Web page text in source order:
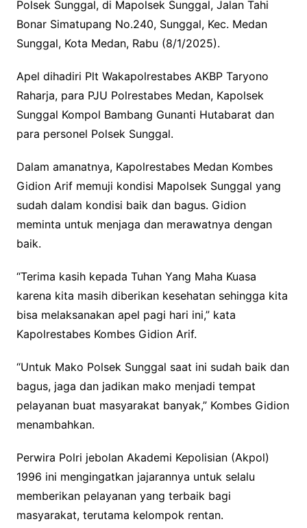
o
o
k
e
r
A
p
p
i
n
k
Polsek Sunggal, di Mapolsek Sunggal, Jalan Tahi
Bonar Simatupang No.240, Sunggal, Kec. Medan
Sunggal, Kota Medan, Rabu (8/1/2025).
Apel dihadiri Plt Wakapolrestabes AKBP Taryono
Raharja, para PJU Polrestabes Medan, Kapolsek
Sunggal Kompol Bambang Gunanti Hutabarat dan
para personel Polsek Sunggal.
Dalam amanatnya, Kapolrestabes Medan Kombes
Gidion Arif memuji kondisi Mapolsek Sunggal yang
sudah dalam kondisi baik dan bagus. Gidion
meminta untuk menjaga dan merawatnya dengan
baik.
“Terima kasih kepada Tuhan Yang Maha Kuasa
karena kita masih diberikan kesehatan sehingga kita
bisa melaksanakan apel pagi hari ini,” kata
Kapolrestabes Kombes Gidion Arif.
“Untuk Mako Polsek Sunggal saat ini sudah baik dan
bagus, jaga dan jadikan mako menjadi tempat
pelayanan buat masyarakat banyak,” Kombes Gidion
menambahkan.
Perwira Polri jebolan Akademi Kepolisian (Akpol)
1996 ini mengingatkan jajarannya untuk selalu
memberikan pelayanan yang terbaik bagi
masyarakat, terutama kelompok rentan.